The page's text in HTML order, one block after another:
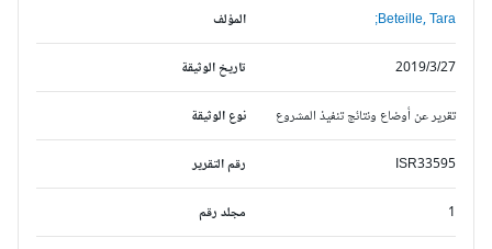
المؤلف Beteille, Tara;
تاريخ الوثيقة 2019/3/27
نوع الوثيقة تقرير عن أوضاع ونتائج تنفيذ المشروع
رقم التقرير ISR33595
مجلد رقم